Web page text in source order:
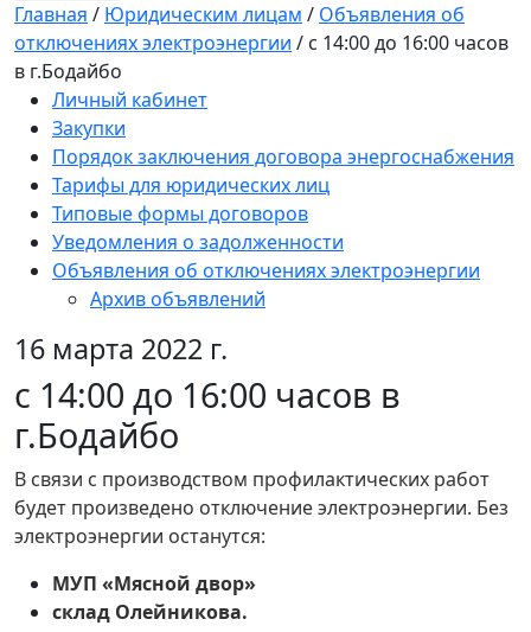
Главная / Юридическим лицам / Объявления об
отключениях электроэнергии / c 14:00 до 16:00 часов
в г.Бодайбо
Личный кабинет
Закупки
Порядок заключения договора энергоснабжения
Тарифы для юридических лиц
Типовые формы договоров
Уведомления о задолженности
Объявления об отключениях электроэнергии
Архив объявлений
16 марта 2022 г.
c 14:00 до 16:00 часов в
г.Бодайбо
В связи с производством профилактических работ
будет произведено отключение электроэнергии. Без
электроэнергии останутся:
МУП «Мясной двор»
склад Олейникова.